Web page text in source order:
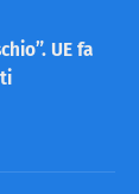
UE fa